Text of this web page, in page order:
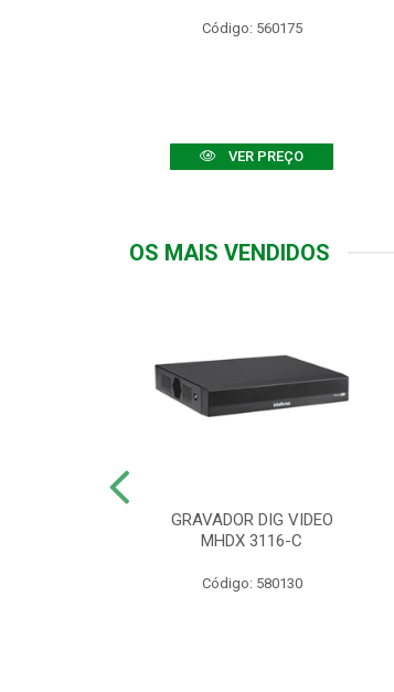
Código: 560175
VER PREÇO
OS MAIS VENDIDOS
GRAVADOR DIG VIDEO
MHDX 3116-C
Código: 580130